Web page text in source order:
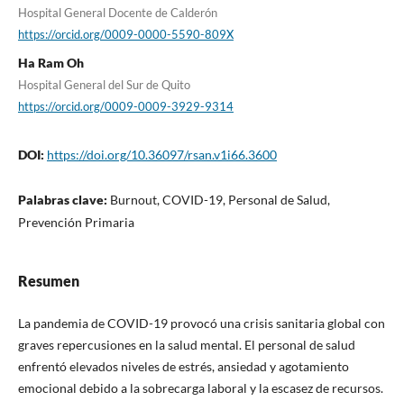
Hospital General Docente de Calderón
https://orcid.org/0009-0000-5590-809X
Ha Ram Oh
Hospital General del Sur de Quito
https://orcid.org/0009-0009-3929-9314
DOI: https://doi.org/10.36097/rsan.v1i66.3600
Palabras clave: Burnout, COVID-19, Personal de Salud,
Prevención Primaria
Resumen
La pandemia de COVID-19 provocó una crisis sanitaria global con
graves repercusiones en la salud mental. El personal de salud
enfrentó elevados niveles de estrés, ansiedad y agotamiento
emocional debido a la sobrecarga laboral y la escasez de recursos.